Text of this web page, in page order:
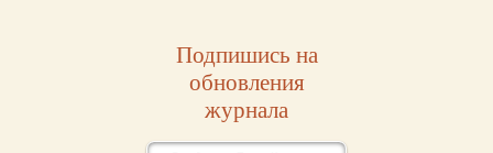
Подпишись на
обновления
журнала